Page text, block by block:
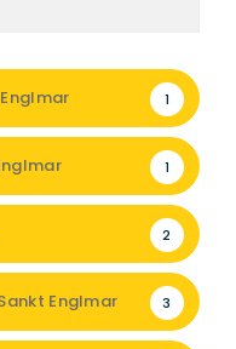
1
1
2
Englmar 3